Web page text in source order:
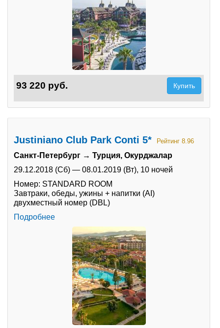
93 220 руб. Купить
Justiniano Club Park Conti 5* Рейтинг 8.96
Санкт-Петербург → Турция, Окурджалар
29.12.2018 (Сб) — 08.01.2019 (Вт), 10 ночей
Номер: STANDARD ROOM
Завтраки, обеды, ужины + напитки (AI)
двухместный номер (DBL)
Подробнее